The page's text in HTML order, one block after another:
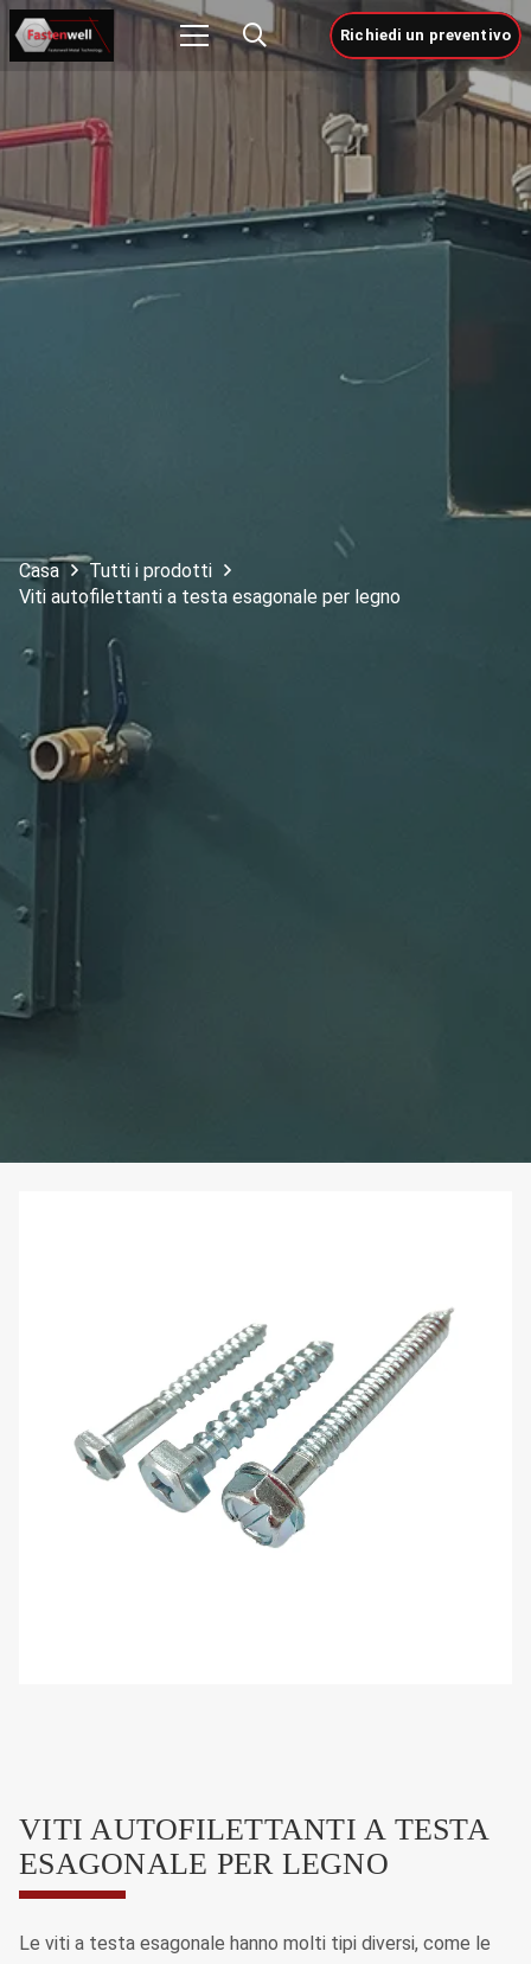
Richiedi un preventivo
Casa
Tutti i prodotti
Viti autofilettanti a testa esagonale per legno
VITI AUTOFILETTANTI A TESTA
ESAGONALE PER LEGNO
Le viti a testa esagonale hanno molti tipi diversi, come le